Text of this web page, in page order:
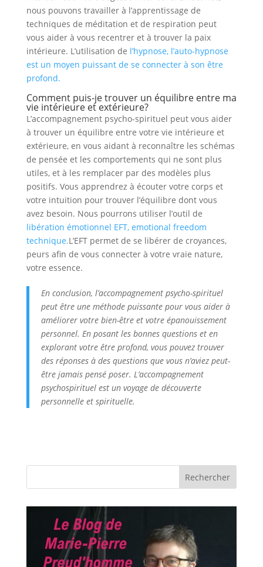
nous pouvons travailler à l’apprentissage de
techniques de méditation et de respiration peut
vous aider à vous recentrer et à trouver la paix
intérieure. L’utilisation de l’hypnose, l’auto-hypnose
est un moyen puissant de se connecter à son être
profond.
Comment puis-je trouver un équilibre entre ma
vie intérieure et extérieure?
L’accompagnement psycho-spirituel peut vous aider
à trouver un équilibre entre votre vie intérieure et
extérieure, en vous aidant à reconnaître les schémas
de pensée et les comportements qui ne sont plus
utiles, et à les remplacer par des modèles plus
positifs. Vous apprendrez à écouter votre corps et
votre intuition pour trouver l’équilibre dont vous
avez besoin. Nous pourrons utiliser l’outil de
libération émotionnel EFT, emotional freedom
technique.L’EFT permet de se libérer de croyances,
peurs afin de vous connecter à votre vraie nature,
votre essence.
En conclusion, l’accompagnement psycho-spirituel
peut être une méthode puissante pour vous aider à
améliorer votre bien-être et votre épanouissement
personnel. En posant les bonnes questions et en
explorant votre être profond, vous pouvez trouver
des réponses à des questions que vous n’aviez peut-
être jamais pensé poser. L’accompagnement
psychospirituel est un voyage de découverte
personnelle et spirituelle.